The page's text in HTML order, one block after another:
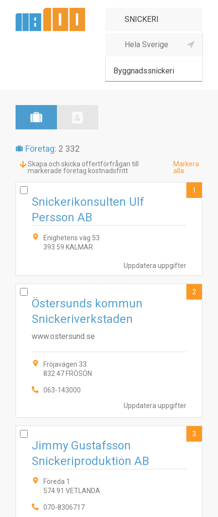
Byggnads- &
inredningssnickeri
Byggnadssnickeri
Företag: 2 332
Skapa och skicka offertförfrågan till
markerade företag kostnadsfritt
Markera
alla
Uppdatera uppgifter
Snickerikonsulten Ulf
Persson AB
Enighetens väg 53
393 59 KALMAR
1
Uppdatera uppgifter
Östersunds kommun
Snickeriverkstaden
www.ostersund.se
Fröjavägen 33
832 47 FRÖSÖN
063-143000
2
Jimmy Gustafsson
Snickeriproduktion AB
Föreda 1
574 91 VETLANDA
070-8306717
3